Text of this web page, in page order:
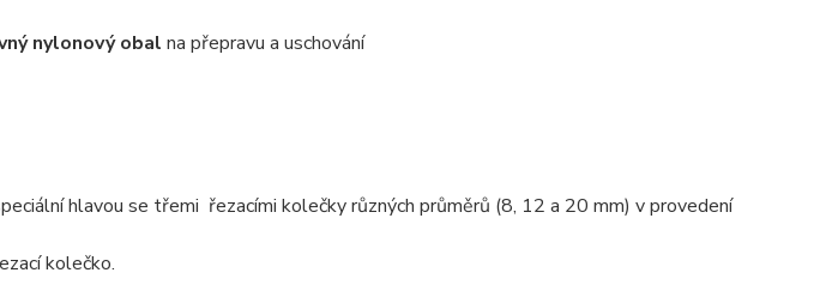
nylonový obal na přepravu a uschování
hlavou se třemi řezacími kolečky různých průměrů (8, 12 a 20 mm) v provedení
kolečko.